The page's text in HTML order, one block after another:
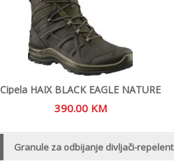
Cipela HAIX BLACK EAGLE NATURE
390.00 KM
Granule za odbijanje divljači-repelent